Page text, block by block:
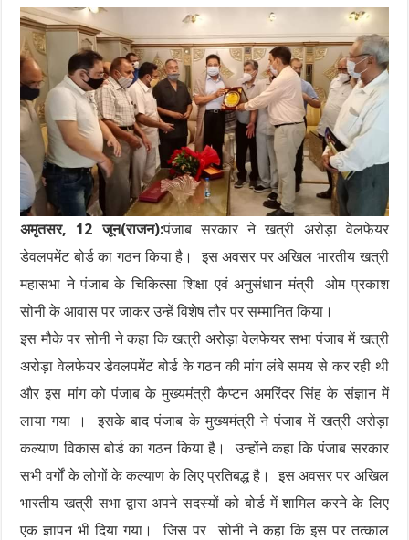
अमृतसर, 12 जून(राजन):पंजाब सरकार ने खत्री अरोड़ा वेलफेयर
डेवलपमेंट बोर्ड का गठन किया है। इस अवसर पर अखिल भारतीय खत्री
महासभा ने पंजाब के चिकित्सा शिक्षा एवं अनुसंधान मंत्री ओम प्रकाश
सोनी के आवास पर जाकर उन्हें विशेष तौर पर सम्मानित किया।
इस मौके पर सोनी ने कहा कि खत्री अरोड़ा वेलफेयर सभा पंजाब में खत्री
अरोड़ा वेलफेयर डेवलपमेंट बोर्ड के गठन की मांग लंबे समय से कर रही थी
और इस मांग को पंजाब के मुख्यमंत्री कैप्टन अमरिंदर सिंह के संज्ञान में
लाया गया । इसके बाद पंजाब के मुख्यमंत्री ने पंजाब में खत्री अरोड़ा
कल्याण विकास बोर्ड का गठन किया है। उन्होंने कहा कि पंजाब सरकार
सभी वर्गों के लोगों के कल्याण के लिए प्रतिबद्ध है। इस अवसर पर अखिल
भारतीय खत्री सभा द्वारा अपने सदस्यों को बोर्ड में शामिल करने के लिए
एक ज्ञापन भी दिया गया। जिस पर सोनी ने कहा कि इस पर तत्काल